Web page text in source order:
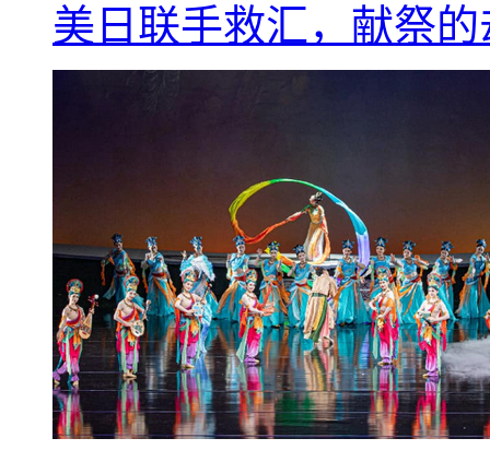
美日联手救汇，献祭